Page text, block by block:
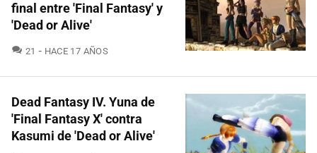
final entre 'Final Fantasy' y
'Dead or Alive'
21 COMENTARIOS
HACE 17 AÑOS
Dead Fantasy IV. Yuna de
'Final Fantasy X' contra
Kasumi de 'Dead or Alive'